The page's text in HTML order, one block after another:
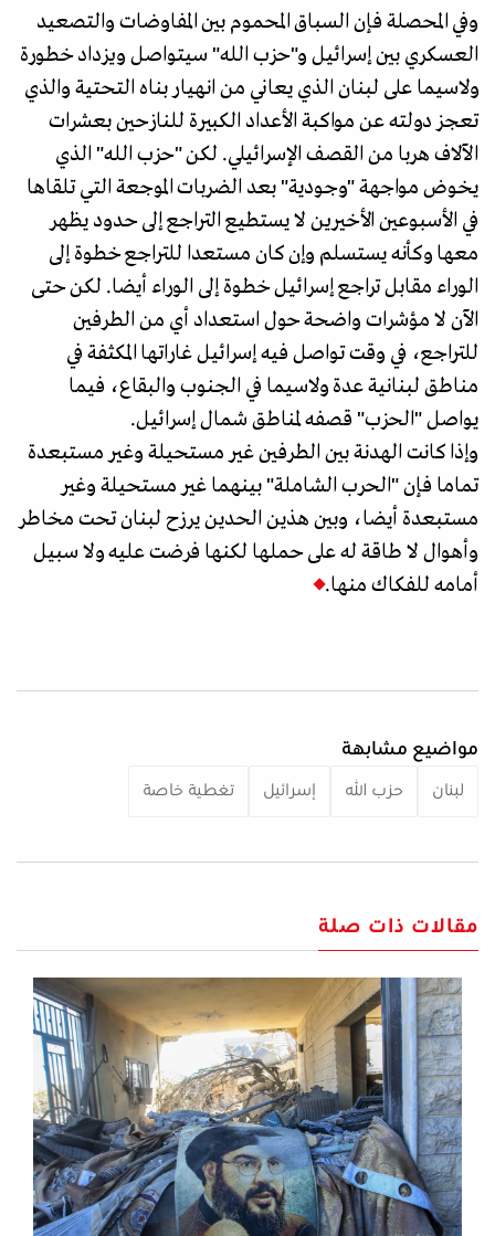
وفي المحصلة فإن السباق المحموم بين المفاوضات والتصعيد
العسكري بين إسرائيل و"حزب الله" سيتواصل ويزداد خطورة
ولاسيما على لبنان الذي يعاني من انهيار بناه التحتية والذي
تعجز دولته عن مواكبة الأعداد الكبيرة للنازحين بعشرات
الآلاف هربا من القصف الإسرائيلي. لكن "حزب الله" الذي
يخوض مواجهة "وجودية" بعد الضربات الموجعة التي تلقاها
في الأسبوعين الأخيرين لا يستطيع التراجع إلى حدود يظهر
معها وكأنه يستسلم وإن كان مستعدا للتراجع خطوة إلى
الوراء مقابل تراجع إسرائيل خطوة إلى الوراء أيضا. لكن حتى
الآن لا مؤشرات واضحة حول استعداد أي من الطرفين
للتراجع، في وقت تواصل فيه إسرائيل غاراتها المكثفة في
مناطق لبنانية عدة ولاسيما في الجنوب والبقاع، فيما
يواصل "الحزب" قصفه لمناطق شمال إسرائيل.
وإذا كانت الهدنة بين الطرفين غير مستحيلة وغير مستبعدة
تماما فإن "الحرب الشاملة" بينهما غير مستحيلة وغير
مستبعدة أيضا، وبين هذين الحدين يرزح لبنان تحت مخاطر
وأهوال لا طاقة له على حملها لكنها فرضت عليه ولا سبيل
أمامه للفكاك منها.
مواضيع مشابهة
لبنان حزب الله إسرائيل تغطية خاصة
مقالات ذات صلة